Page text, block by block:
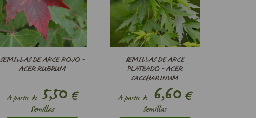
SEMILLAS DE ARCE ROJO -
ACER RUBRUM
A partir de5,50 €
Semillas
SEMILLAS DE ARCE
PLATEADO - ACER
SACCHARINUM
A partir de6,60 €
Semillas